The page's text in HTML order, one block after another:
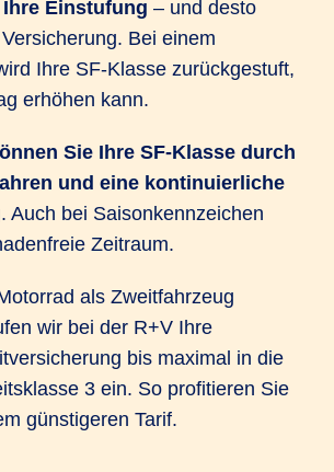
Einstufung – und desto
Bei einem
Ihre SF-Klasse zurückgestuft,
erhöhen kann.
Sie Ihre SF-Klasse durch
und eine kontinuierliche
. Auch bei Saisonkennzeichen
Zeitraum.
als Zweitfahrzeug
wir bei der R+V Ihre
bis maximal in die
3 ein. So profitieren Sie
günstigeren Tarif.